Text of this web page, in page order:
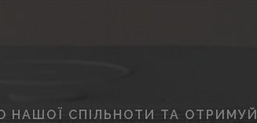
НАШОЇ СПІЛЬНОТИ ТА ОТРИМУЙ